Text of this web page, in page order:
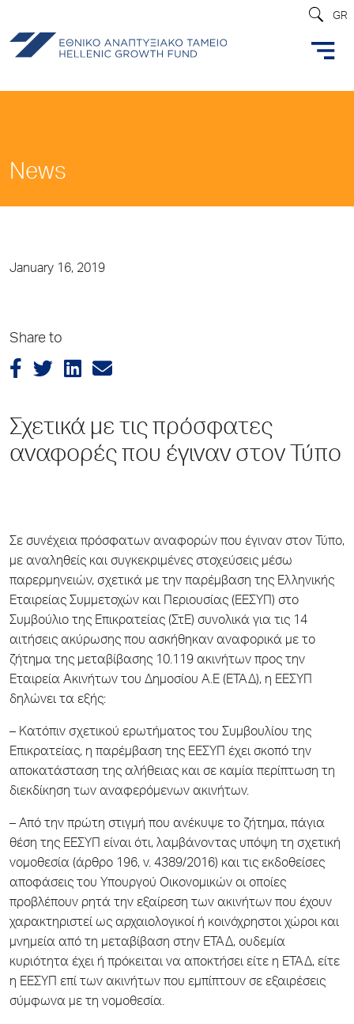
GR
News
January 16, 2019
Share to
Σχετικά με τις πρόσφατες
αναφορές που έγιναν στον Τύπο
Σε συνέχεια πρόσφατων αναφορών που έγιναν στον Τύπο,
με αναληθείς και συγκεκριμένες στοχεύσεις μέσω
παρερμηνειών, σχετικά με την παρέμβαση της Ελληνικής
Εταιρείας Συμμετοχών και Περιουσίας (ΕΕΣΥΠ) στο
Συμβούλιο της Επικρατείας (ΣτΕ) συνολικά για τις 14
αιτήσεις ακύρωσης που ασκήθηκαν αναφορικά με το
ζήτημα της μεταβίβασης 10.119 ακινήτων προς την
Εταιρεία Ακινήτων του Δημοσίου Α.Ε (ΕΤΑΔ), η ΕΕΣΥΠ
δηλώνει τα εξής:
– Κατόπιν σχετικού ερωτήματος του Συμβουλίου της
Επικρατείας, η παρέμβαση της ΕΕΣΥΠ έχει σκοπό την
αποκατάσταση της αλήθειας και σε καμία περίπτωση τη
διεκδίκηση των αναφερόμενων ακινήτων.
– Από την πρώτη στιγμή που ανέκυψε το ζήτημα, πάγια
θέση της ΕΕΣΥΠ είναι ότι, λαμβάνοντας υπόψη τη σχετική
νομοθεσία (άρθρο 196, ν. 4389/2016) και τις εκδοθείσες
αποφάσεις του Υπουργού Οικονομικών οι οποίες
προβλέπουν ρητά την εξαίρεση των ακινήτων που έχουν
χαρακτηριστεί ως αρχαιολογικοί ή κοινόχρηστοι χώροι και
μνημεία από τη μεταβίβαση στην ΕΤΑΔ, ουδεμία
κυριότητα έχει ή πρόκειται να αποκτήσει είτε η ΕΤΑΔ, είτε
η ΕΕΣΥΠ επί των ακινήτων που εμπίπτουν σε εξαιρέσεις
σύμφωνα με τη νομοθεσία.